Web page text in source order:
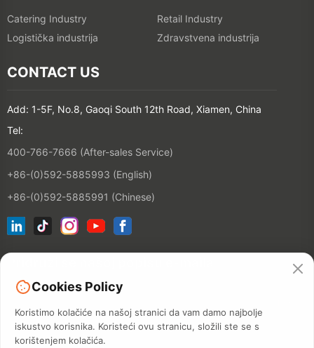
Catering Industry
Retail Industry
Logistička industrija
Zdravstvena industrija
CONTACT US
Add: 1-5F, No.8, Gaoqi South 12th Road, Xiamen, China
Tel:
400-766-7666 (After-sales Service)
+86-(0)592-5885993 (English)
+86-(0)592-5885991 (Chinese)
Cookies Policy
Koristimo kolačiće na našoj stranici da vam damo najbolje
iskustvo korisnika. Koristeći ovu stranicu, složili ste se s
korištenjem kolačića.